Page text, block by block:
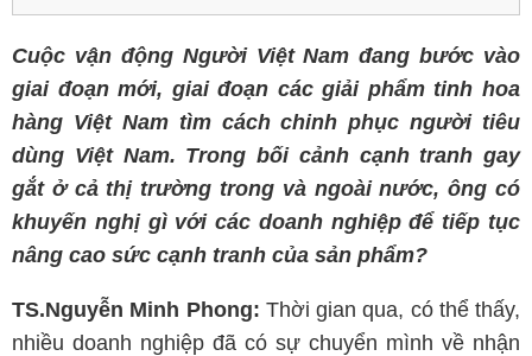
Cuộc vận động Người Việt Nam đang bước vào
giai đoạn mới, giai đoạn các giải phẩm tinh hoa
hàng Việt Nam tìm cách chinh phục người tiêu
dùng Việt Nam. Trong bối cảnh cạnh tranh gay
gắt ở cả thị trường trong và ngoài nước, ông có
khuyến nghị gì với các doanh nghiệp để tiếp tục
nâng cao sức cạnh tranh của sản phẩm?
TS.Nguyễn Minh Phong: Thời gian qua, có thể thấy,
nhiều doanh nghiệp đã có sự chuyển mình về nhận